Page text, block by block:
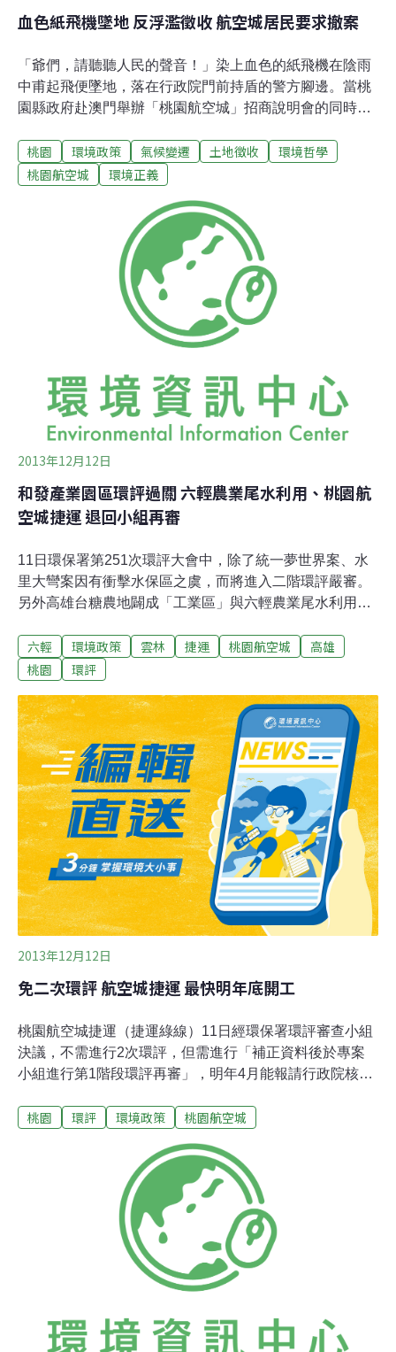
血色紙飛機墜地 反浮濫徵收 航空城居民要求撤案
「爺們，請聽聽人民的聲音！」染上血色的紙飛機在陰雨
中甫起飛便墜地，落在行政院門前持盾的警方腳邊。當桃
園縣政府赴澳門舉辦「桃園航空城」招商說明會的同時，
總統府外，控訴此案浮濫徵收，將波及2萬多人的生計，
根本是「毀鄉滅村」，應該立即撤案檢討。將一口氣徵收
萬多人，可謂史上最大的土地徵收案。此案將在本月24日
進入內政部都市計畫委員會大會審議，但行政院副院長毛
治國日前便已對媒體表示，相關的都市計畫審議，在年底
前要完成。如此在會議召開前便先有結論的態度，讓當地
居民組成的自救會質疑，他們認為此案有多處違法，應該
立即停止審議，先撤案並進行修正。航空城計畫除了行政
院於2011年4月11日所核定「台灣桃園國際機場園區綱要
桃園縣政府又將桃園國際機場、機場
桃園 環境政策 氣候變遷 土地徵收
環境哲學
桃園航空城
環境正義
2013年12月12日
和發產業園區環評過關 六輕農業尾水利用、桃園航
空城捷運 退回小組再審
11日環保署第251次環評大會中，除了統一夢世界案、水
里大彎案因有衝擊水保區之虞，而將進入二階環評嚴審。
另外高雄台糖農地闢成「工業區」與六輕農業尾水利用
空城捷運線案在小組結論中，將「進二階」及「退回小組
續審」兩建議併呈。雖然此案聲稱獲得96%的民意支持，
關係密切，與在G10、G11兩段將徵收私人用地，而遭到
民眾抗爭。大會主席沈世宏說明，由於例如「淡北快速道
路」、「大安、大甲聯合輸水工程」、「桃園縣桃二開發
案」，不少有爭議的案子，遭遇民眾尋求司法途徑處理
時，遭到法院以「二階環評才是法定公共參與」的見解，
不認同那些開發案在一階環評中所做的公共參與，而遭到
撤銷環評結論。因此建議開發單位自行考量爭議解決的難
易，選擇是否要自行進二階。
六輕 環境政策 雲林 捷運 桃園航空城
高雄
桃園
環評
2013年12月12日
免二次環評 航空城捷運 最快明年底開工
桃園航空城捷運（捷運綠線）11日經環保署環評審查小組
決議，不需進行2次環評，但需進行「補正資料後於專案
小組進行第1階段環評再審」，明年4月能報請行政院核
城自救會11日前往監察院陳情，控訴桃園航空城諸多違法
航空城計畫的第3跑道原有3個方案，交通部評估都可以達
到目標運量，最後卻選擇對居民和環境衝擊最大的方案，
多迫遷9000人、多徵收114公頃的土地，明確違反《行政
程序法》中「行政作為應選擇對人民權益損害最少者」的
規定。據了解，綠捷經過路段多為既定道路或是都市計畫
道路，經評估認為，對於施工中產生的振動、噪音影響較
大，營運後，這些因子都會逐漸減小；而綠捷並未經過埤
但卻是在地下16米處。交通局表示，綠捷綜合規畫報告書
桃園 環評 環境政策 桃園航空城